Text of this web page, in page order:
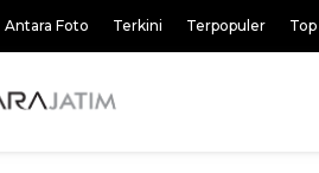
Antara Foto Terkini Terpopuler